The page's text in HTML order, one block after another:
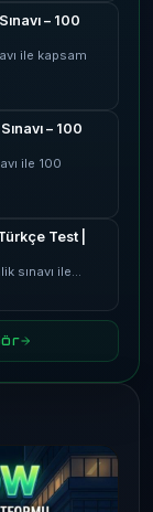
– 100
ile kapsam
– 100
ile 100
Test |
sınavı ile…